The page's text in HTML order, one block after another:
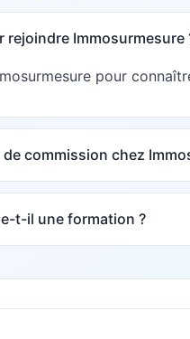
rejoindre Immosurmesure
pour
commission chez
t-il une formation ?